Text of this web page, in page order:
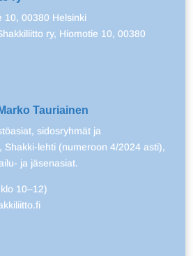
10, 00380 Helsinki
ry, Hiomotie 10, 00380
Tauriainen
sidosryhmät ja
Shakki-lehti (numeroon 4/2024 asti),
ja jäsenasiat.
10–12)